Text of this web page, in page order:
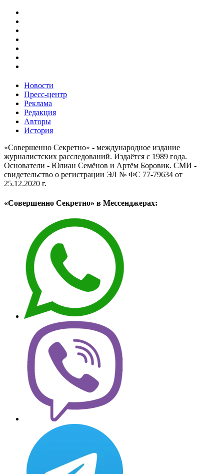
Новости
Пресс-центр
Реклама
Редакция
Авторы
История
«Совершенно Секретно» - международное издание
журналистских расследований. Издаётся с 1989 года.
Основатели - Юлиан Семёнов и Артём Боровик. CМИ -
свидетельство о регистрации ЭЛ № ФС 77-79634 от
25.12.2020 г.
«Совершенно Секретно» в Мессенджерах: